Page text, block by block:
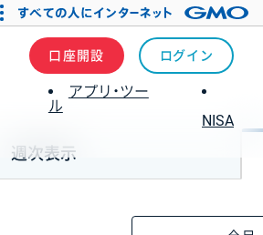
口座開設 ログイン
アプリ・ツー
ル
NISA
週次表示